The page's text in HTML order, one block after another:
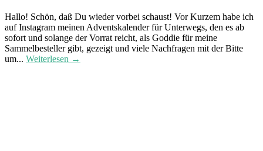
Hallo! Schön, daß Du wieder vorbei schaust! Vor Kurzem habe ich
auf Instagram meinen Adventskalender für Unterwegs, den es ab
sofort und solange der Vorrat reicht, als Goddie für meine
Sammelbesteller gibt, gezeigt und viele Nachfragen mit der Bitte
um... Weiterlesen →